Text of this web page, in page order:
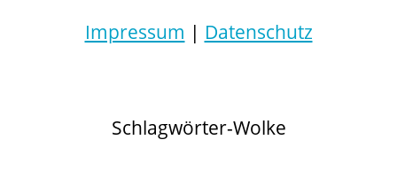
Impressum | Datenschutz
Schlagwörter-Wolke